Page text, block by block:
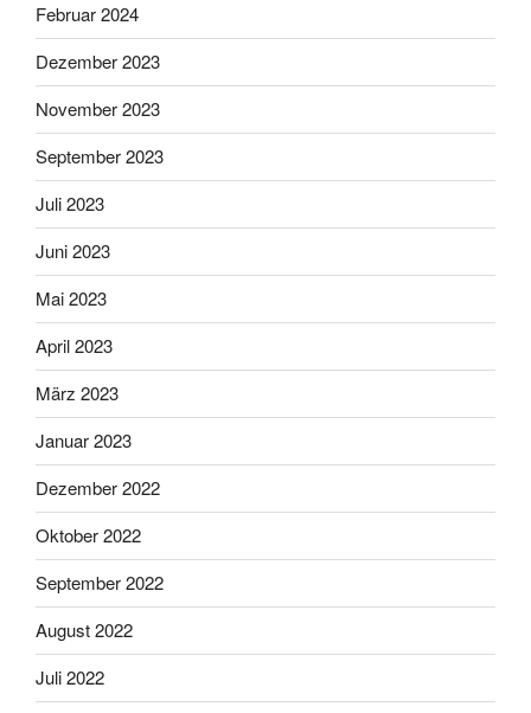
Februar 2024
Dezember 2023
November 2023
September 2023
Juli 2023
Juni 2023
Mai 2023
April 2023
März 2023
Januar 2023
Dezember 2022
Oktober 2022
September 2022
August 2022
Juli 2022